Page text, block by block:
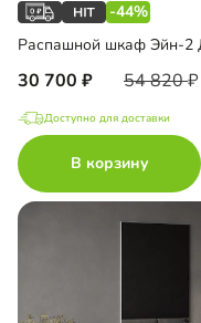
-44%
Распашной шкаф Эйн-2
30 700 54 820
Доступно для доставки
В корзину